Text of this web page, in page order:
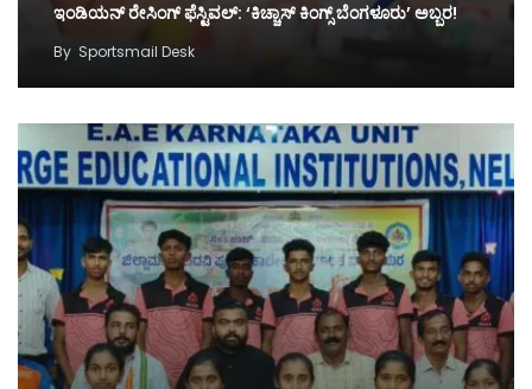
ಇಂಡಿಯನ್ ರೇಸಿಂಗ್ ಫೆಸ್ಟಿವಲ್: ‘ಕಿಚ್ಚಾಸ್ ಕಿಂಗ್ಸ್ ಬೆಂಗಳೂರು’ ಅಬ್ಬರ!
By Sportsmail Desk